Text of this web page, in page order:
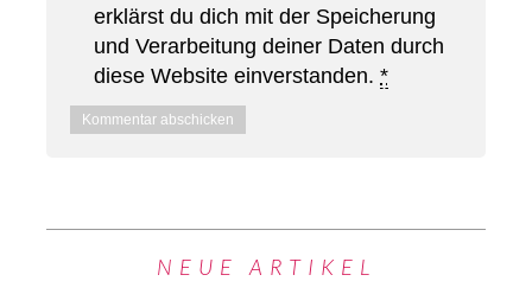
erklärst du dich mit der Speicherung
und Verarbeitung deiner Daten durch
diese Website einverstanden. *
NEUE ARTIKEL